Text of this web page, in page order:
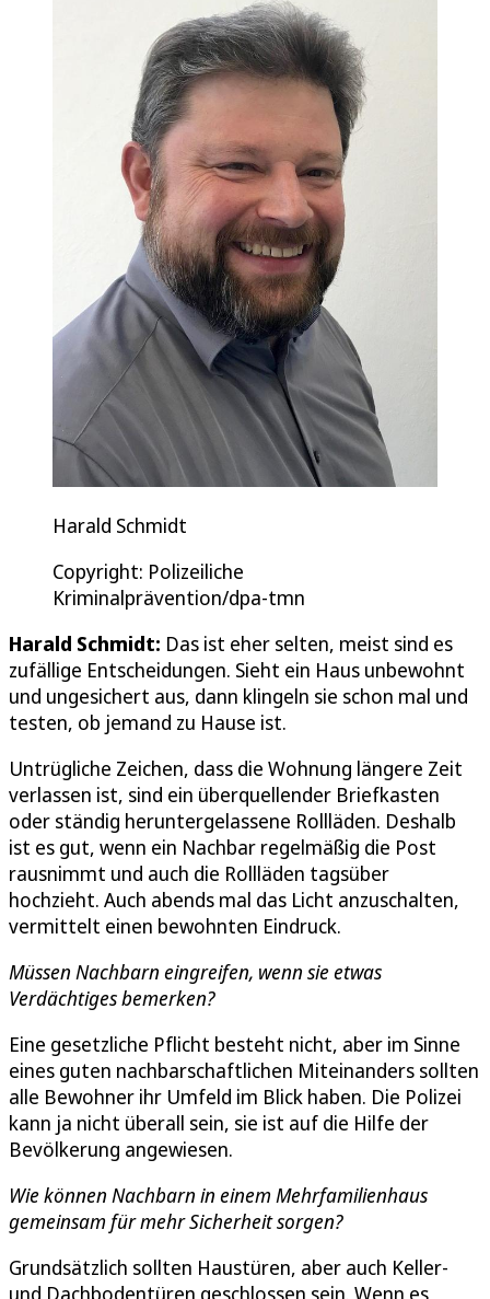
Harald Schmidt
Copyright: Polizeiliche
Kriminalprävention/dpa-tmn
Harald Schmidt: Das ist eher selten, meist sind es
zufällige Entscheidungen. Sieht ein Haus unbewohnt
und ungesichert aus, dann klingeln sie schon mal und
testen, ob jemand zu Hause ist.
Untrügliche Zeichen, dass die Wohnung längere Zeit
verlassen ist, sind ein überquellender Briefkasten
oder ständig heruntergelassene Rollläden. Deshalb
ist es gut, wenn ein Nachbar regelmäßig die Post
rausnimmt und auch die Rollläden tagsüber
hochzieht. Auch abends mal das Licht anzuschalten,
vermittelt einen bewohnten Eindruck.
Müssen Nachbarn eingreifen, wenn sie etwas
Verdächtiges bemerken?
Eine gesetzliche Pflicht besteht nicht, aber im Sinne
eines guten nachbarschaftlichen Miteinanders sollten
alle Bewohner ihr Umfeld im Blick haben. Die Polizei
kann ja nicht überall sein, sie ist auf die Hilfe der
Bevölkerung angewiesen.
Wie können Nachbarn in einem Mehrfamilienhaus
gemeinsam für mehr Sicherheit sorgen?
Grundsätzlich sollten Haustüren, aber auch Keller-